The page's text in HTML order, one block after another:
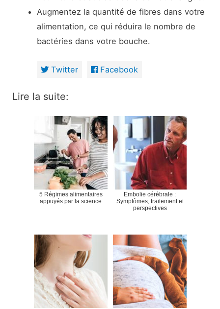
Augmentez la quantité de fibres dans votre
alimentation, ce qui réduira le nombre de
bactéries dans votre bouche.
Twitter Facebook
Lire la suite:
5 Régimes alimentaires
appuyés par la science
Embolie cérébrale :
Symptômes, traitement et
perspectives